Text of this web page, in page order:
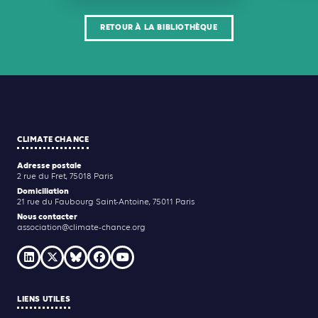
RETOUR À LA BIBLIOTHÈQUE
CLIMATE CHANCE
Adresse postale
2 rue du Fret, 75018 Paris
Domiciliation
21 rue du Faubourg Saint-Antoine, 75011 Paris
Nous contacter
association@climate-chance.org
LIENS UTILES